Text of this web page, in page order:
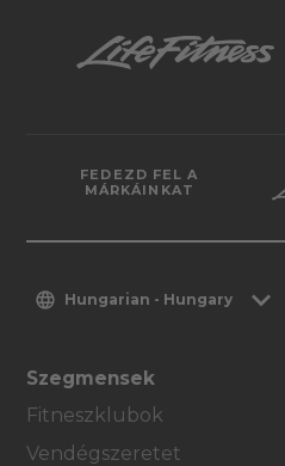
FEDEZD FEL A
MÁRKÁINKAT
Hungarian - Hungary
Szegmensek
Fitneszklubok
Vendégszeretet